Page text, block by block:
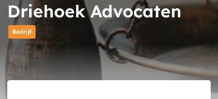
Driehoek Advocaten
Bedrijf